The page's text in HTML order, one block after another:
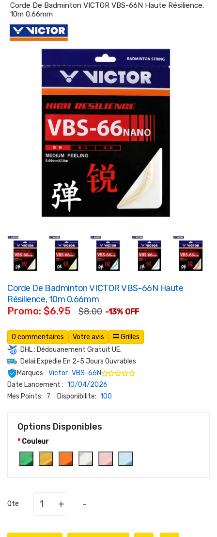
Corde De Badminton VICTOR VBS-66N Haute Résilience,
10m 0.66mm
Corde De Badminton VICTOR VBS-66N Haute
Résilience, 10m 0.66mm
Promo: $6.95 $8.00 -13% OFF
0 commentaires Votre avis
Grilles
DHL : Dédouanement Gratuit UE.
Delai:Expedie En 2-5 Jours Ouvrables
Marques: Victor VBS-66N
Date Lancement : 10/04/2026
Mes Points: 7 Disponibilite: 100
Options Disponibles
Couleur
Qte + -